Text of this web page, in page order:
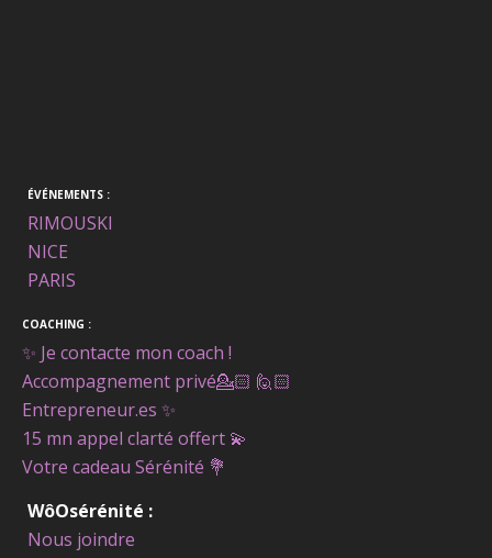
ÉVÉNEMENTS :
RIMOUSKI
NICE
PARIS
COACHING :
✨ Je contacte mon coach !
Accompagnement privé💁🏻 🙋🏻
Entrepreneur.es ✨
15 mn appel clarté offert 💫
Votre cadeau Sérénité 💐
WôOsérénité :
Nous joindre